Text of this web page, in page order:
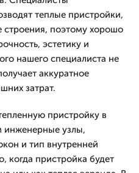
теплые пристройки,
строения, поэтому хорошо
эстетику и
нашего специалиста не
аккуратное
затрат.
пристройку в
инженерные узлы,
и тип внутренней
когда пристройка будет